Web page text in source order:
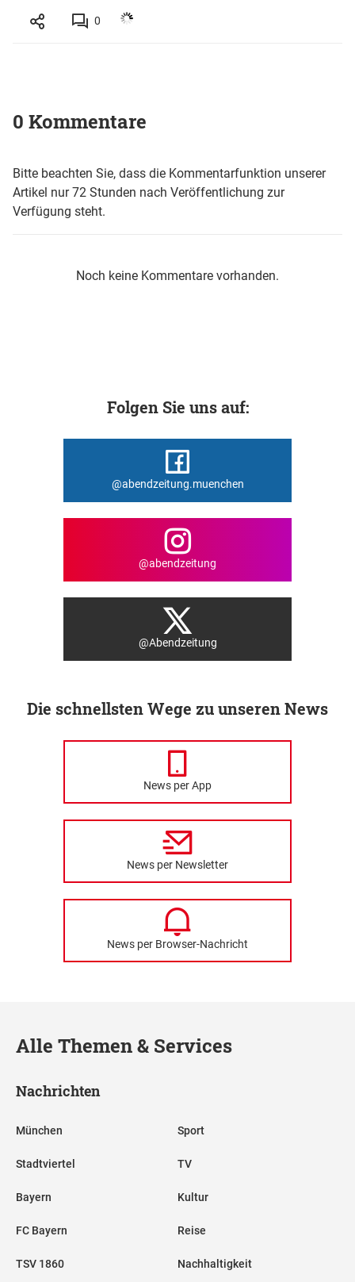
0
0 Kommentare
Bitte beachten Sie, dass die Kommentarfunktion unserer
Artikel nur 72 Stunden nach Veröffentlichung zur
Verfügung steht.
Noch keine Kommentare vorhanden.
Folgen Sie uns auf:
@abendzeitung.muenchen
@abendzeitung
@Abendzeitung
Die schnellsten Wege zu unseren News
News per App
News per Newsletter
News per Browser-Nachricht
Alle Themen & Services
Nachrichten
München
Stadtviertel
Bayern
FC Bayern
TSV 1860
Sport
TV
Kultur
Reise
Nachhaltigkeit